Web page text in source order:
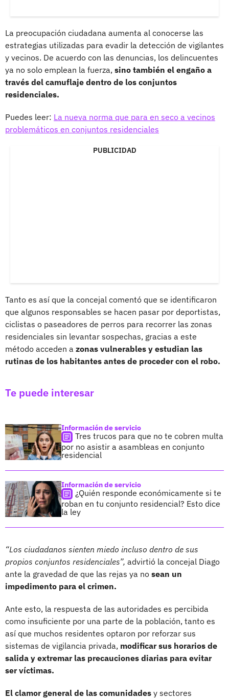
La preocupación ciudadana aumenta al conocerse las
estrategias utilizadas para evadir la detección de vigilantes
y vecinos. De acuerdo con las denuncias, los delincuentes
ya no solo emplean la fuerza, sino también el engaño a
través del camuflaje dentro de los conjuntos
residenciales.
Puedes leer: La nueva norma que para en seco a vecinos
problemáticos en conjuntos residenciales
PUBLICIDAD
Tanto es así que la concejal comentó que se identificaron
que algunos responsables se hacen pasar por deportistas,
ciclistas o paseadores de perros para recorrer las zonas
residenciales sin levantar sospechas, gracias a este
método acceden a zonas vulnerables y estudian las
rutinas de los habitantes antes de proceder con el robo.
Te puede interesar
Información de servicio
Tres trucos para que no te cobren multa
por no asistir a asambleas en conjunto
residencial
Información de servicio
¿Quién responde económicamente si te
roban en tu conjunto residencial? Esto dice
la ley
“Los ciudadanos sienten miedo incluso dentro de sus
propios conjuntos residenciales”, advirtió la concejal Diago
ante la gravedad de que las rejas ya no sean un
impedimento para el crimen.
Ante esto, la respuesta de las autoridades es percibida
como insuficiente por una parte de la población, tanto es
así que muchos residentes optaron por reforzar sus
sistemas de vigilancia privada, modificar sus horarios de
salida y extremar las precauciones diarias para evitar
ser víctimas.
El clamor general de las comunidades y sectores